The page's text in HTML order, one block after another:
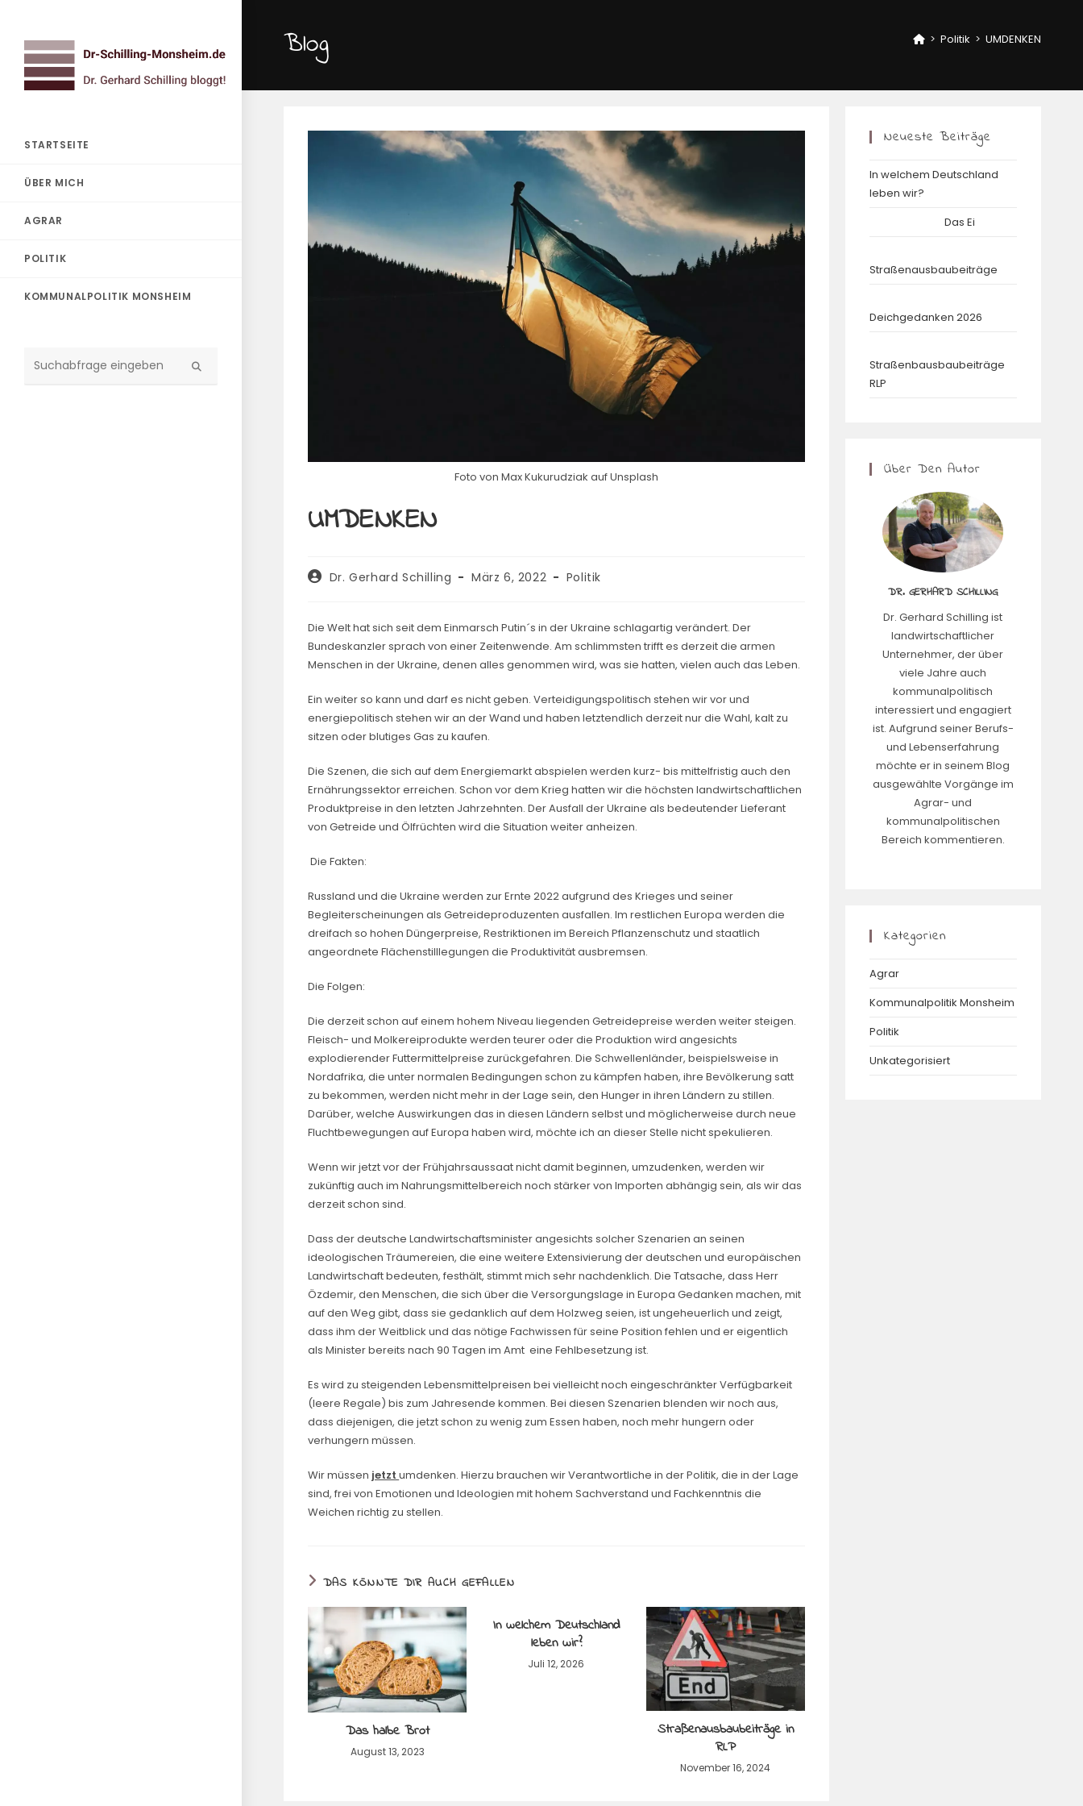
STARTSEITE
ÜBER MICH
AGRAR
POLITIK
KOMMUNALPOLITIK MONSHEIM
Blog > Politik > UMDENKEN
Foto von Max Kukurudziak auf Unsplash
UMDENKEN
Beitrags-
Dr. Gerhard Schilling
Beitrag
März 6, 2022
Beitrags-
Politik
Die Welt hat sich seit dem Einmarsch Putin´s in der Ukraine schlagartig verändert. Der
Bundeskanzler sprach von einer Zeitenwende. Am schlimmsten trifft es derzeit die armen
Menschen in der Ukraine, denen alles genommen wird, was sie hatten, vielen auch das Leben.
Ein weiter so kann und darf es nicht geben. Verteidigungspolitisch stehen wir vor und
energiepolitisch stehen wir an der Wand und haben letztendlich derzeit nur die Wahl, kalt zu
sitzen oder blutiges Gas zu kaufen.
Die Szenen, die sich auf dem Energiemarkt abspielen werden kurz- bis mittelfristig auch den
Ernährungssektor erreichen. Schon vor dem Krieg hatten wir die höchsten landwirtschaftlichen
Produktpreise in den letzten Jahrzehnten. Der Ausfall der Ukraine als bedeutender Lieferant
von Getreide und Ölfrüchten wird die Situation weiter anheizen.
Die Fakten:
Russland und die Ukraine werden zur Ernte 2022 aufgrund des Krieges und seiner
Begleiterscheinungen als Getreideproduzenten ausfallen. Im restlichen Europa werden die
dreifach so hohen Düngerpreise, Restriktionen im Bereich Pflanzenschutz und staatlich
angeordnete Flächenstilllegungen die Produktivität ausbremsen.
Die Folgen:
Die derzeit schon auf einem hohem Niveau liegenden Getreidepreise werden weiter steigen.
Fleisch- und Molkereiprodukte werden teurer oder die Produktion wird angesichts
explodierender Futtermittelpreise zurückgefahren. Die Schwellenländer, beispielsweise in
Nordafrika, die unter normalen Bedingungen schon zu kämpfen haben, ihre Bevölkerung satt
zu bekommen, werden nicht mehr in der Lage sein, den Hunger in ihren Ländern zu stillen.
Darüber, welche Auswirkungen das in diesen Ländern selbst und möglicherweise durch neue
Fluchtbewegungen auf Europa haben wird, möchte ich an dieser Stelle nicht spekulieren.
Wenn wir jetzt vor der Frühjahrsaussaat nicht damit beginnen, umzudenken, werden wir
zukünftig auch im Nahrungsmittelbereich noch stärker von Importen abhängig sein, als wir das
derzeit schon sind.
Dass der deutsche Landwirtschaftsminister angesichts solcher Szenarien an seinen
ideologischen Träumereien, die eine weitere Extensivierung der deutschen und europäischen
Landwirtschaft bedeuten, festhält, stimmt mich sehr nachdenklich. Die Tatsache, dass Herr
Özdemir, den Menschen, die sich über die Versorgungslage in Europa Gedanken machen, mit
auf den Weg gibt, dass sie gedanklich auf dem Holzweg seien, ist ungeheuerlich und zeigt,
dass ihm der Weitblick und das nötige Fachwissen für seine Position fehlen und er eigentlich
als Minister bereits nach 90 Tagen im Amt eine Fehlbesetzung ist.
Es wird zu steigenden Lebensmittelpreisen bei vielleicht noch eingeschränkter Verfügbarkeit
(leere Regale) bis zum Jahresende kommen. Bei diesen Szenarien blenden wir noch aus,
dass diejenigen, die jetzt schon zu wenig zum Essen haben, noch mehr hungern oder
verhungern müssen.
Wir müssen jetztumdenken. Hierzu brauchen wir Verantwortliche in der Politik, die in der Lage
sind, frei von Emotionen und Ideologien mit hohem Sachverstand und Fachkenntnis die
Weichen richtig zu stellen.
DAS KÖNNTE DIR AUCH GEFALLEN
Das halbe Brot
August 13, 2023
In welchem Deutschland
leben wir?
Juli 12, 2026
Straßenausbaubeiträge in
RLP
November 16, 2024
Neueste Beiträge
In welchem Deutschland
leben wir?
Das Ei
Straßenausbaubeiträge
Deichgedanken 2026
Straßenbausbaubeiträge
RLP
Über Den Autor
DR. GERHARD SCHILLING
Dr. Gerhard Schilling ist
landwirtschaftlicher
Unternehmer, der über
viele Jahre auch
kommunalpolitisch
interessiert und engagiert
ist. Aufgrund seiner Berufs-
und Lebenserfahrung
möchte er in seinem Blog
ausgewählte Vorgänge im
Agrar- und
kommunalpolitischen
Bereich kommentieren.
Kategorien
Agrar
Kommunalpolitik Monsheim
Politik
Unkategorisiert